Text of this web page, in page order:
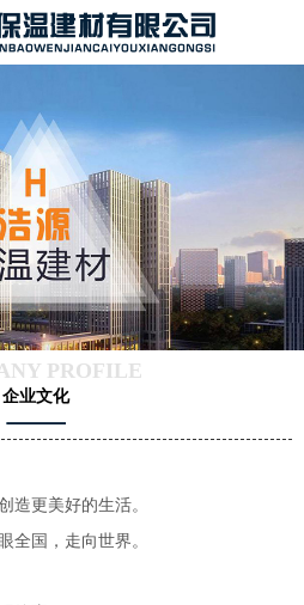
PROFILE
企业文化
造更美好的生活。
全国，走向世界。